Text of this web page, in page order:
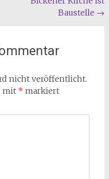
Baustelle →
nicht veröffentlicht.
mit * markiert